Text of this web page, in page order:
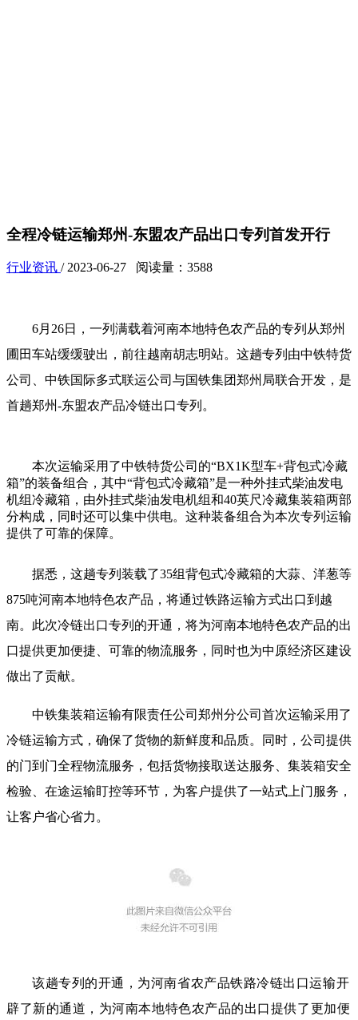
全程冷链运输郑州-东盟农产品出口专列首发开行
行业资讯 / 2023-06-27 阅读量：3588
6月26日，一列满载着河南本地特色农产品的专列从郑州
圃田车站缓缓驶出，前往越南胡志明站。这趟专列由中铁特货
公司、中铁国际多式联运公司与国铁集团郑州局联合开发，是
首趟郑州-东盟农产品冷链出口专列。
本次运输采用了中铁特货公司的“BX1K型车+背包式冷藏
箱”的装备组合，其中“背包式冷藏箱”是一种外挂式柴油发电
机组冷藏箱，由外挂式柴油发电机组和40英尺冷藏集装箱两部
分构成，同时还可以集中供电。这种装备组合为本次专列运输
提供了可靠的保障。
据悉，这趟专列装载了35组背包式冷藏箱的大蒜、洋葱等
875吨河南本地特色农产品，将通过铁路运输方式出口到越
南。此次冷链出口专列的开通，将为河南本地特色农产品的出
口提供更加便捷、可靠的物流服务，同时也为中原经济区建设
做出了贡献。
中铁集装箱运输有限责任公司郑州分公司首次运输采用了
冷链运输方式，确保了货物的新鲜度和品质。同时，公司提供
的门到门全程物流服务，包括货物接取送达服务、集装箱安全
检验、在途运输盯控等环节，为客户提供了一站式上门服务，
让客户省心省力。
该趟专列的开通，为河南省农产品铁路冷链出口运输开
辟了新的通道，为河南本地特色农产品的出口提供了更加便